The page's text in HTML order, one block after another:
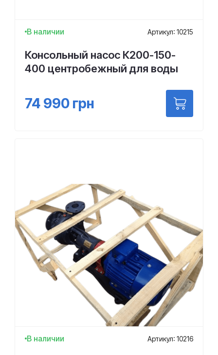
В наличии Артикул: 10215
Консольный насос К200-150-
400 центробежный для воды
74 990 грн
В наличии Артикул: 10216